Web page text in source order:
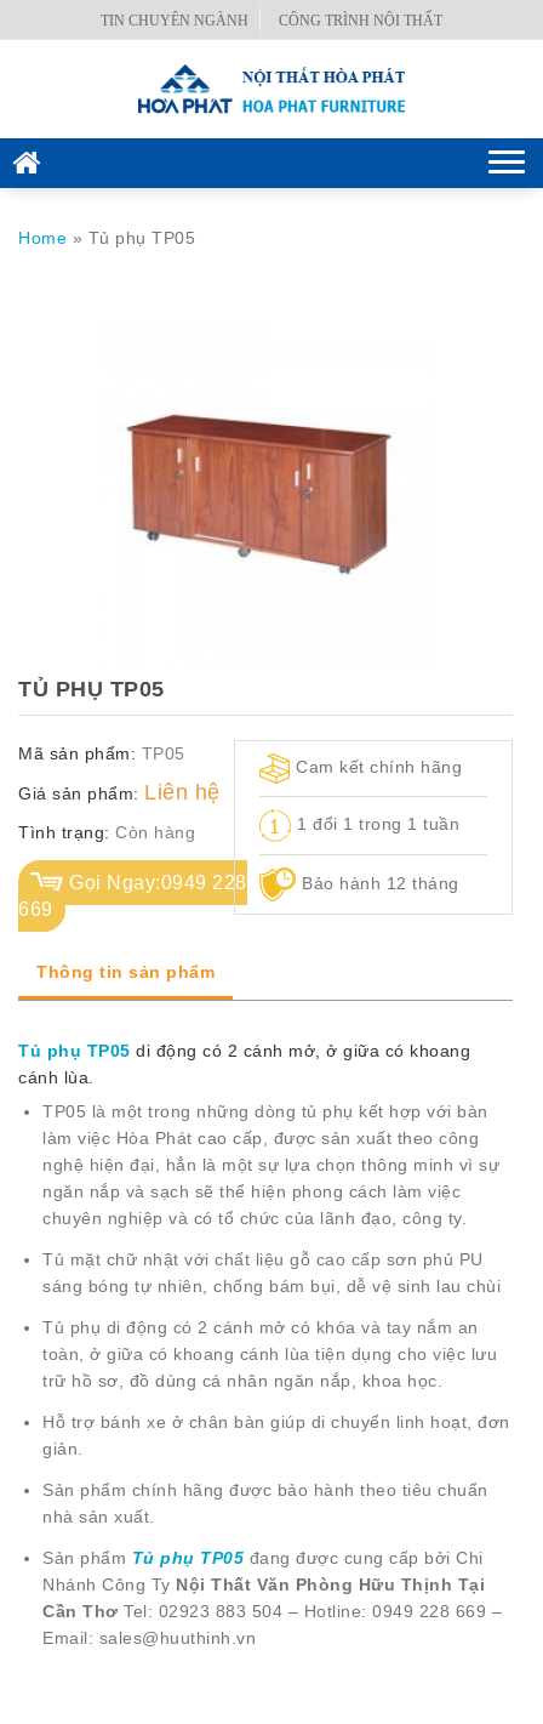
TIN CHUYÊN NGÀNH CÔNG TRÌNH NỘI THẤT
VĂN
MÃ
CH.
SÁCH
Q.
ĐỊNH
Home » Tủ phụ TP05
TỦ PHỤ TP05
Mã sản phẩm: TP05
Giá sản phẩm: Liên hệ
Tình trạng: Còn hàng
Gọi Ngay:0949 228
669
Cam kết chính hãng
1 đổi 1 trong 1 tuần
Bảo hành 12 tháng
Thông tin sản phẩm
Tủ phụ TP05 di động có 2 cánh mở, ở giữa có khoang
cánh lùa.
TP05 là một trong những dòng tủ phụ kết hợp với bàn
làm việc Hòa Phát cao cấp, được sản xuất theo công
nghệ hiện đại, hẳn là một sự lựa chọn thông minh vì sự
ngăn nắp và sạch sẽ thể hiện phong cách làm việc
chuyên nghiệp và có tổ chức của lãnh đạo, công ty.
Tủ mặt chữ nhật với chất liệu gỗ cao cấp sơn phủ PU
sáng bóng tự nhiên, chống bám bụi, dễ vệ sinh lau chùi
Tủ phụ di động có 2 cánh mở có khóa và tay nắm an
toàn, ở giữa có khoang cánh lùa tiện dụng cho việc lưu
trữ hồ sơ, đồ dùng cá nhân ngăn nắp, khoa học.
Hỗ trợ bánh xe ở chân bàn giúp di chuyển linh hoạt, đơn
giản.
Sản phẩm chính hãng được bảo hành theo tiêu chuẩn
nhà sản xuất.
Sản phẩm Tủ phụ TP05 đang được cung cấp bởi Chi
Nhánh Công Ty Nội Thất Văn Phòng Hữu Thịnh Tại
Cần Thơ Tel: 02923 883 504 – Hotline: 0949 228 669 –
Email: sales@huuthinh.vn